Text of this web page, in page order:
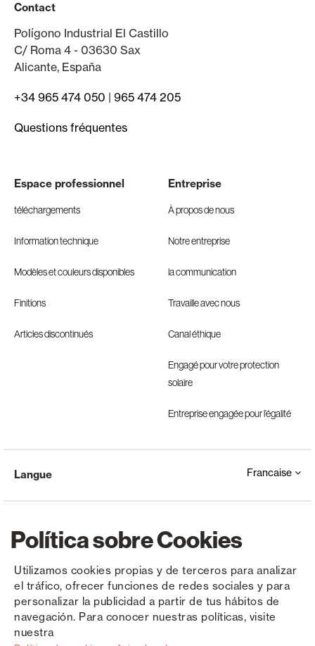
Política sobre Cookies
Utilizamos cookies propias y de terceros para analizar
el tráfico, ofrecer funciones de redes sociales y para
personalizar la publicidad a partir de tus hábitos de
navegación. Para conocer nuestras políticas, visite
nuestra
Contact
Polígono Industrial El Castillo
C/ Roma 4 - 03630 Sax
Alicante, España
+34 965 474 050 | 965 474 205
Questions fréquentes
Espace professionnel
téléchargements
Information technique
Modèles et couleurs disponibles
Finitions
Articles discontinués
Entreprise
À propos de nous
Notre entreprise
la communication
Travaille avec nous
Canal éthique
Engagé pour votre protection
solaire
Entreprise engagée pour l’égalité
Copyright © Saxun 2023 - 2026 Politique de confidentialité Avis juridique Cookies
Langue Francaise